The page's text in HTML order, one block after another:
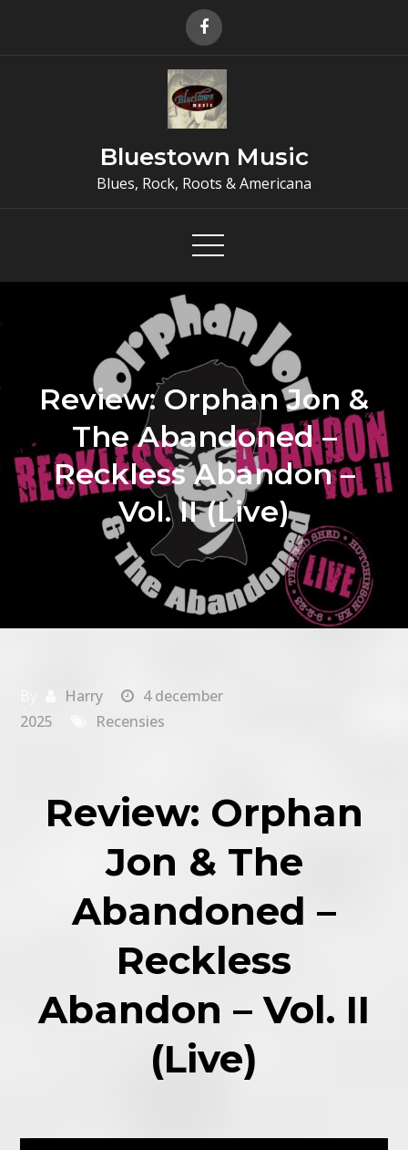
Bluestown Music
Blues, Rock, Roots & Americana
Review: Orphan Jon &
The Abandoned –
Reckless Abandon –
Vol. II (Live)
Harry
4 december
2025
Recensies
Review: Orphan
Jon & The
Abandoned –
Reckless
Abandon – Vol. II
(Live)